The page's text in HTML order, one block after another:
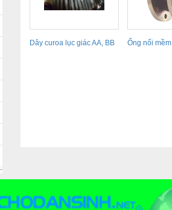
Dây curoa lục giác AA, BB
Ống nối mềm